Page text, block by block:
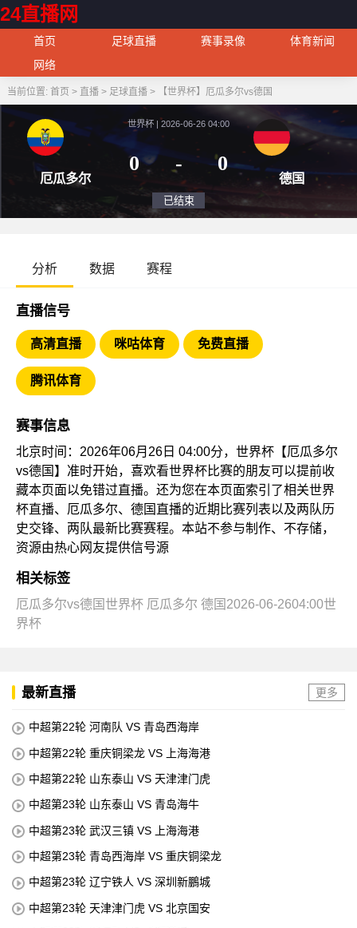
24直播网
首页 足球直播 赛事录像
体育新闻
网络
当前位置: 首页 > 直播> 足球直播> 【世界杯】厄瓜多尔vs德国
厄瓜多尔
世界杯 | 2026-06-26 04:00
0
分析 数据 赛程
直播信号
高清直播 咪咕体育 免费直播
腾讯体育
赛事信息
北京时间：2026年06月26日 04:00分，世界杯【厄瓜多尔
vs德国】准时开始，喜欢看世界杯比赛的朋友可以提前收
藏本页面以免错过直播。还为您在本页面索引了相关世界
杯直播、厄瓜多尔、德国直播的近期比赛列表以及两队历
史交锋、两队最新比赛赛程。本站不参与制作、不存储，
资源由热心网友提供信号源
相关标签
厄瓜多尔vs德国世界杯 厄瓜多尔 德国2026-06-2604:00世
界杯
最新直播 更多
中超第22轮 河南队 VS 青岛西海岸
中超第22轮 重庆铜梁龙 VS 上海海港
中超第22轮 山东泰山 VS 天津津门虎
中超第23轮 山东泰山 VS 青岛海牛
中超第23轮 武汉三镇 VS 上海海港
中超第23轮 青岛西海岸 VS 重庆铜梁龙
中超第23轮 辽宁铁人 VS 深圳新鵬城
中超第23轮 天津津门虎 VS 北京国安